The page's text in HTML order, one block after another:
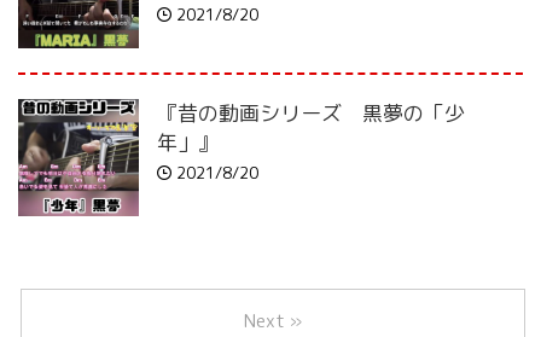
2021/8/20
『昔の動画シリーズ 黒夢の「少
年」』
2021/8/20
Next »